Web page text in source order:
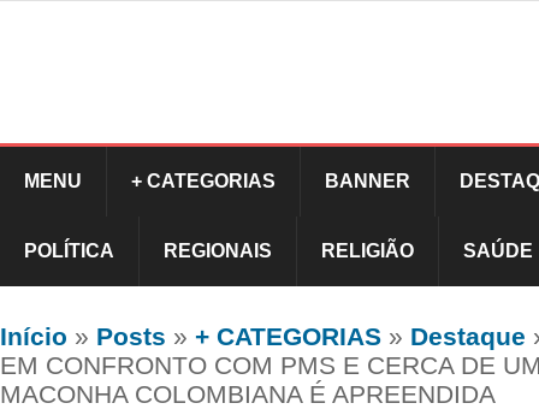
MENU + CATEGORIAS BANNER
POLÍTICA REGIONAIS RELIGIÃO SAÚDE
Início » Posts » + CATEGORIAS » Destaque
EM CONFRONTO COM PMS E CERCA DE
MACONHA COLOMBIANA É APREENDIDA